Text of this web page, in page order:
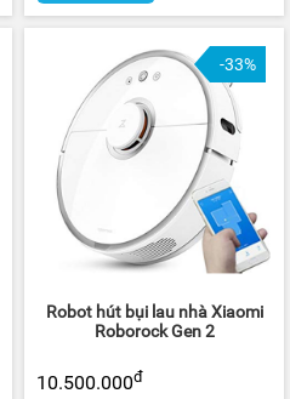
-33%
Robot hút bụi lau nhà Xiaomi
Roborock Gen 2
10.500.000đ